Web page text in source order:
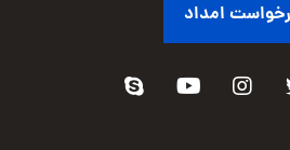
امداد